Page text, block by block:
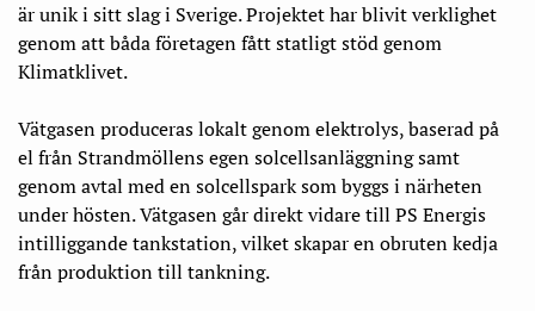
är unik i sitt slag i Sverige. Projektet har blivit verklighet
genom att båda företagen fått statligt stöd genom
Klimatklivet.
Vätgasen produceras lokalt genom elektrolys, baserad på
el från Strandmöllens egen solcellsanläggning samt
genom avtal med en solcellspark som byggs i närheten
under hösten. Vätgasen går direkt vidare till PS Energis
intilliggande tankstation, vilket skapar en obruten kedja
från produktion till tankning.